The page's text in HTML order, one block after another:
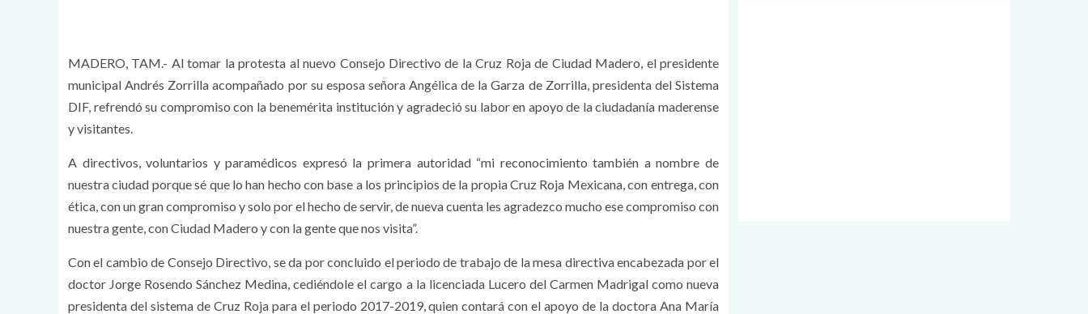
MADERO, TAM.- Al tomar la protesta al nuevo Consejo Directivo de la Cruz Roja de Ciudad Madero, el presidente
municipal Andrés Zorrilla acompañado por su esposa señora Angélica de la Garza de Zorrilla, presidenta del Sistema
DIF, refrendó su compromiso con la benemérita institución y agradeció su labor en apoyo de la ciudadanía maderense
y visitantes.
A directivos, voluntarios y paramédicos expresó la primera autoridad “mi reconocimiento también a nombre de
nuestra ciudad porque sé que lo han hecho con base a los principios de la propia Cruz Roja Mexicana, con entrega, con
ética, con un gran compromiso y solo por el hecho de servir, de nueva cuenta les agradezco mucho ese compromiso con
nuestra gente, con Ciudad Madero y con la gente que nos visita”.
Con el cambio de Consejo Directivo, se da por concluido el periodo de trabajo de la mesa directiva encabezada por el
doctor Jorge Rosendo Sánchez Medina, cediéndole el cargo a la licenciada Lucero del Carmen Madrigal como nueva
presidenta del sistema de Cruz Roja para el periodo 2017-2019, quien contará con el apoyo de la doctora Ana María